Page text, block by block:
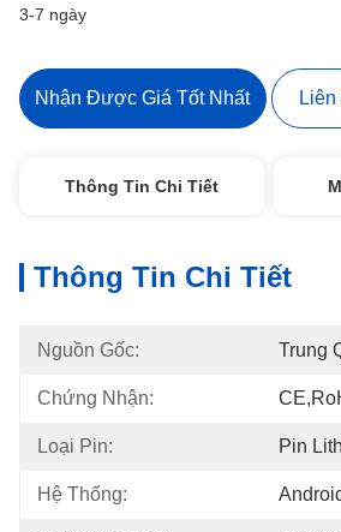
3-7 ngày
Nhận Được Giá Tốt Nhất
Thông Tin Chi Tiết
Thông Tin Chi Tiết
Nguồn Gốc: Trung
Chứng Nhận:
Loại Pin: Pin
Hệ Thống: